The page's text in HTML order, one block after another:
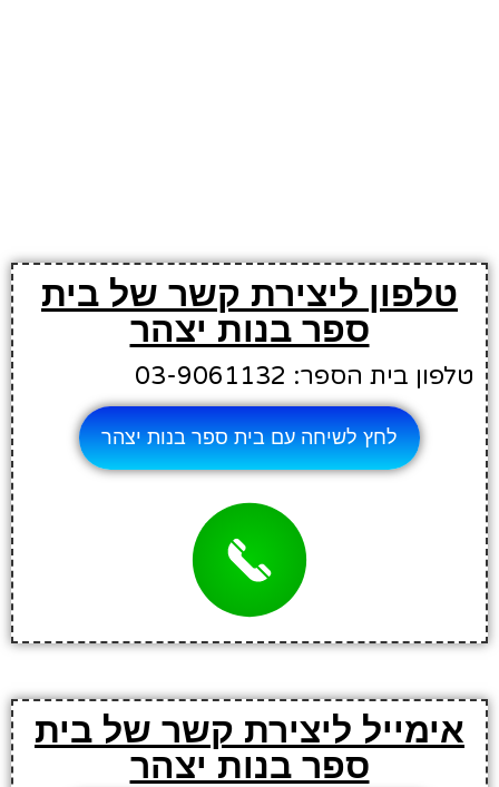
טלפון ליצירת קשר של בית
ספר בנות יצהר
טלפון בית הספר: 03-9061132
לחץ לשיחה עם בית ספר בנות יצהר
אימייל ליצירת קשר של בית
ספר בנות יצהר